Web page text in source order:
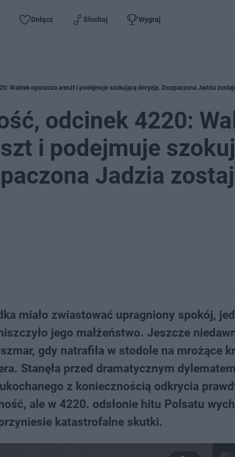
Dołącz Słuchaj Wygraj
Waldek opuszcza areszt i podejmuje szokującą decyzję. Zrozpaczona Jadzia
odcinek 4220:
i podejmuje
Jadzia
miało zwiastować upragniony spokój,
jego małżeństwo. Jeszcze
gdy natrafiła w stodole na mrożące
Stanęła przed dramatycznym
z koniecznością odkrycia
ale w 4220. odsłonie hitu Polsatu
katastrofalne skutki.